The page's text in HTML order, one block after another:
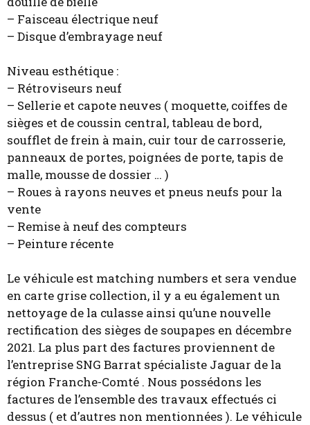
– Faisceau électrique neuf
– Disque d’embrayage neuf
Niveau esthétique :
– Rétroviseurs neuf
– Sellerie et capote neuves ( moquette, coiffes de
sièges et de coussin central, tableau de bord,
soufflet de frein à main, cuir tour de carrosserie,
panneaux de portes, poignées de porte, tapis de
malle, mousse de dossier … )
– Roues à rayons neuves et pneus neufs pour la
vente
– Remise à neuf des compteurs
– Peinture récente
Le véhicule est matching numbers et sera vendue
en carte grise collection, il y a eu également un
nettoyage de la culasse ainsi qu’une nouvelle
rectification des sièges de soupapes en décembre
2021. La plus part des factures proviennent de
l’entreprise SNG Barrat spécialiste Jaguar de la
région Franche-Comté . Nous possédons les
factures de l’ensemble des travaux effectués ci
dessus ( et d’autres non mentionnées ). Le véhicule